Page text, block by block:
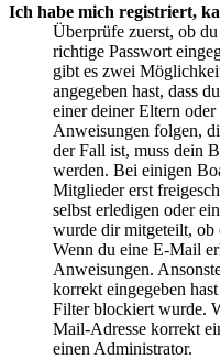
Ich habe mich registriert,
Überprüfe zuerst, ob
richtige Passwort
gibt es zwei
angegeben hast, dass
einer deiner Eltern
Anweisungen folgen,
der Fall ist, muss dein
werden. Bei einigen
Mitglieder erst
selbst erledigen oder
wurde dir mitgeteilt,
Wenn du eine E-Mail
Anweisungen.
korrekt eingegeben
Filter blockiert wurde.
Mail-Adresse korrekt
einen Administrator.